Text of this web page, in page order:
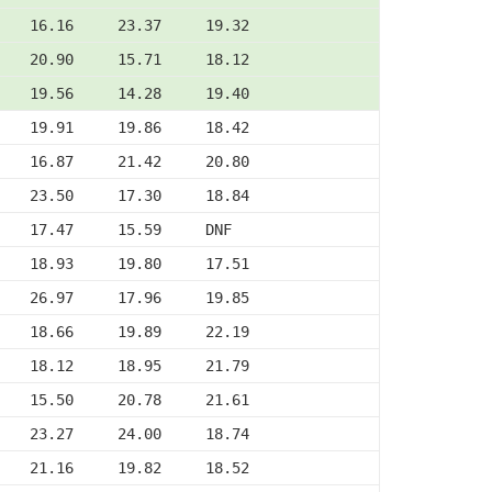
16.16     23.37     19.32
20.90     15.71     18.12
19.56     14.28     19.40
19.91     19.86     18.42
16.87     21.42     20.80
23.50     17.30     18.84
17.47     15.59     DNF
18.93     19.80     17.51
26.97     17.96     19.85
18.66     19.89     22.19
18.12     18.95     21.79
15.50     20.78     21.61
23.27     24.00     18.74
21.16     19.82     18.52